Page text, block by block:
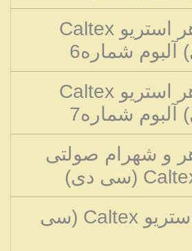
لیلا فروهر استریو Caltex
شماره6
لیلا فروهر استریو Caltex
شماره7
و شهرام صولتی
مارتیک استریو Caltex (سی